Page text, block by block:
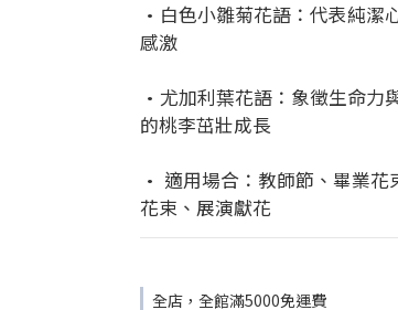
•白色小雛菊花語：代表純潔
感激
•尤加利葉花語：象徵生命力
的桃李茁壯成長
• 適用場合：教師節、畢業花
花束、展演獻花
全店，全館滿5000免運費